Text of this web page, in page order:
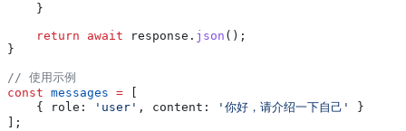
    }
    return
await response . json ();
}
// 使用示例
const messages =
    {
role: 'user' , content: '你好，请介绍一下自己'
}
];